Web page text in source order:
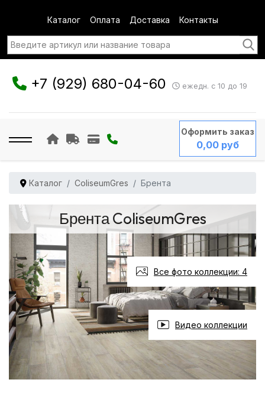
Каталог Оплата Доставка Контакты
+7 (929) 680-04-60 ежедн. с 10 до 19
Оформить заказ
0,00 руб
Каталог ColiseumGres Брента
Брента ColiseumGres
Все фото коллекции: 4
Видео коллекции